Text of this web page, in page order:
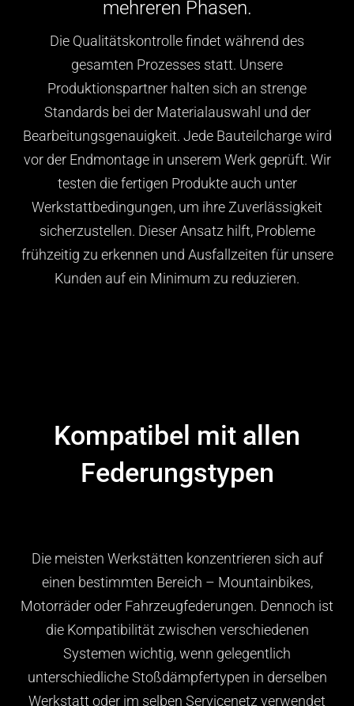
mehreren Phasen.
Die Qualitätskontrolle findet während des
gesamten Prozesses statt. Unsere
Produktionspartner halten sich an strenge
Standards bei der Materialauswahl und der
Bearbeitungsgenauigkeit. Jede Bauteilcharge wird
vor der Endmontage in unserem Werk geprüft. Wir
testen die fertigen Produkte auch unter
Werkstattbedingungen, um ihre Zuverlässigkeit
sicherzustellen. Dieser Ansatz hilft, Probleme
frühzeitig zu erkennen und Ausfallzeiten für unsere
Kunden auf ein Minimum zu reduzieren.
Kompatibel mit allen
Federungstypen
Die meisten Werkstätten konzentrieren sich auf
einen bestimmten Bereich – Mountainbikes,
Motorräder oder Fahrzeugfederungen. Dennoch ist
die Kompatibilität zwischen verschiedenen
Systemen wichtig, wenn gelegentlich
unterschiedliche Stoßdämpfertypen in derselben
Werkstatt oder im selben Servicenetz verwendet